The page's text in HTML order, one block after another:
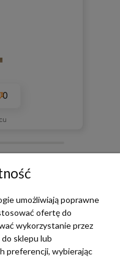
0
umożliwiają poprawne
ofertę do
wykorzystanie przez
sklepu lub
preferencji, wybierając